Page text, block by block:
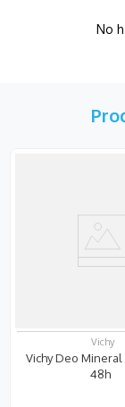
No
Vichy
Vichy Deo Mineral
48h